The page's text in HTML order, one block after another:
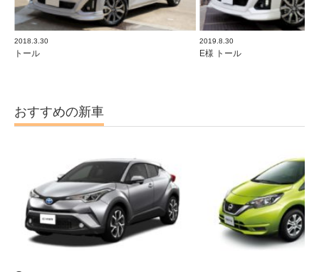
2018.3.30
トール
2019.8.30
E様 トール
おすすめの新車